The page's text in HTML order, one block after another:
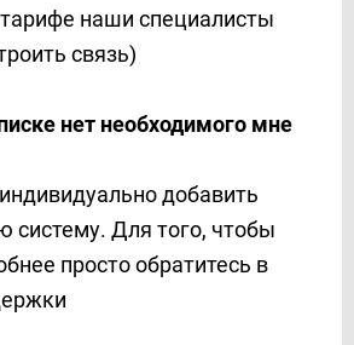
наши специалисты
связь)
нет необходимого мне
добавить
систему. Для того, чтобы
просто обратитесь в